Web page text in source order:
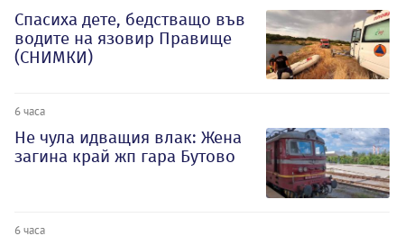
Спасиха дете, бедстващо във
водите на язовир Правище
(СНИМКИ)
6 часа
Не чула идващия влак: Жена
загина край жп гара Бутово
6 часа